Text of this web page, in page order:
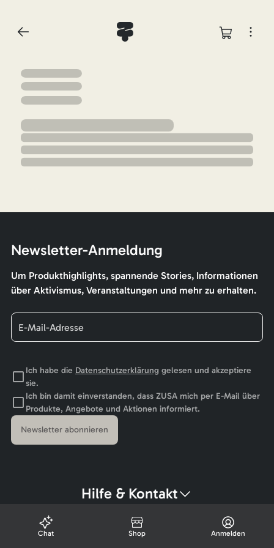
Newsletter-Anmeldung
Um Produkthighlights, spannende Stories, Informationen
über Aktivismus, Veranstaltungen und mehr zu erhalten.
Ich habe die Datenschutzerklärunggelesen und akzeptiere
sie.
Ich bin damit einverstanden, dass ZUSA mich per E-Mail über
Produkte, Angebote und Aktionen informiert.
Newsletter abonnieren
Hilfe & Kontakt
Chat Shop Anmelden